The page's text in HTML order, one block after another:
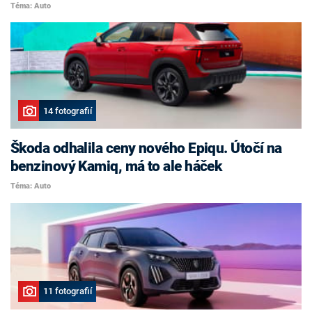
Téma: Auto
14 fotografií
Škoda odhalila ceny nového Epiqu. Útočí na
benzinový Kamiq, má to ale háček
Téma: Auto
11 fotografií